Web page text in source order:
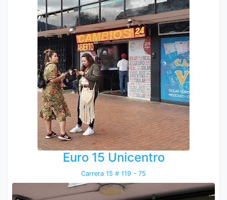
Euro 15 Unicentro
Carrera 15 # 119 - 75